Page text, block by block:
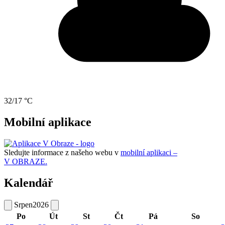
32/17 °C
Mobilní aplikace
Sledujte informace z našeho webu v mobilní aplikaci –
V OBRAZE.
Kalendář
Srpen2026
Po
Út St Čt Pá
So